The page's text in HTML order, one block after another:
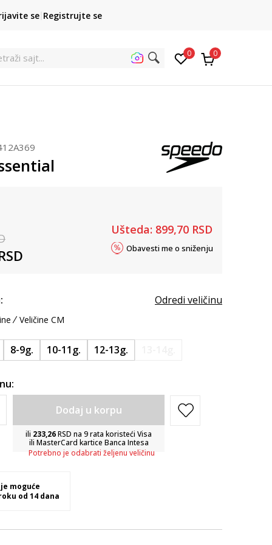
POZOVITE NAS
011 422 1422
se Registrujte se
sajt... 0 0
Ušteda: 899,70 RSD
Obavesti me o sniženju
Odredi veličinu
Veličine CM
8-9g. 10-11g. 12-13g.
Dodaj u korpu
ili 233,26RSD na 9 rata koristeći Visa
ili MasterCard kartice Banca Intesa
Potrebno je odabrati željenu veličinu
moguće
od 14 dana